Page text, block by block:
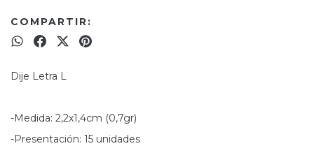
COMPARTIR:
Dije Letra L
-Medida: 2,2x1,4cm (0,7gr)
-Presentación: 15 unidades